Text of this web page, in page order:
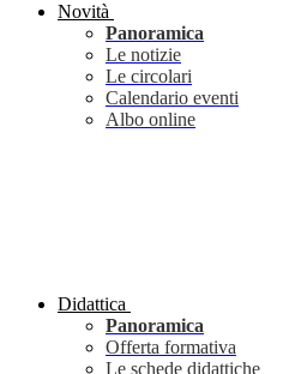
Novità
Panoramica
Le notizie
Le circolari
Calendario eventi
Albo online
Didattica
Panoramica
Offerta formativa
Le schede didattiche